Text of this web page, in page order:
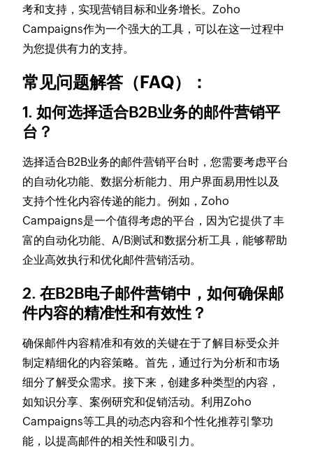
考和支持，实现营销目标和业务增长。Zoho
Campaigns作为一个强大的工具，可以在这一过程中
为您提供有力的支持。
常见问题解答（FAQ）：
1. 如何选择适合B2B业务的邮件营销平
台？
选择适合B2B业务的邮件营销平台时，您需要考虑平台
的自动化功能、数据分析能力、用户界面易用性以及
支持个性化内容传递的能力。例如，Zoho
Campaigns是一个值得考虑的平台，因为它提供了丰
富的自动化功能、A/B测试和数据分析工具，能够帮助
企业高效执行和优化邮件营销活动。
2. 在B2B电子邮件营销中，如何确保邮
件内容的精准性和有效性？
确保邮件内容精准和有效的关键在于了解目标受众并
制定精细化的内容策略。首先，通过行为分析和市场
细分了解受众需求。接下来，创建多种类型的内容，
如知识分享、案例研究和促销活动。利用Zoho
Campaigns等工具的动态内容和个性化推荐引擎功
能，以提高邮件的相关性和吸引力。